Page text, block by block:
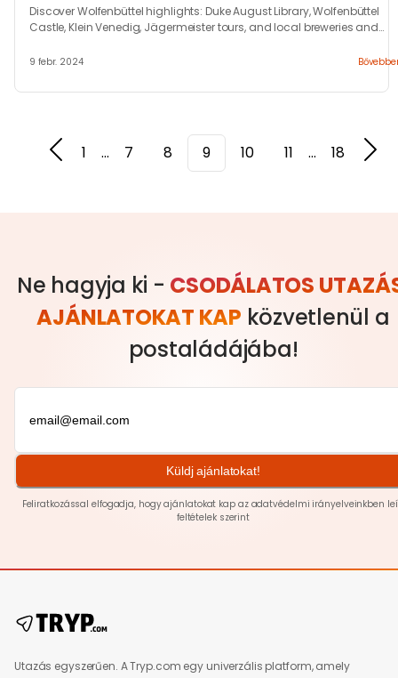
Discover Wolfenbüttel highlights: Duke August Library, Wolfenbüttel
Castle, Klein Venedig, Jägermeister tours, and local breweries and
9 febr. 2024
1 ... 7 8 9 10 11 ... 18
Ne hagyja ki - CSODÁLATOS
AJÁNLATOKAT KAP közvetlenül a
postaládájába!
Küldj ajánlatokat!
Feliratkozással elfogadja, hogy ajánlatokat kap az adatvédelmi irányelveinkben
feltételek szerint
Utazás egyszerűen. A Tryp.com egy univerzális platform, amely